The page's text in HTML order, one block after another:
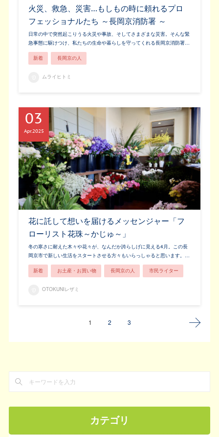
火災、救急、災害…もしもの時に頼れるプロ
フェッショナルたち ～長岡京消防署 ～
日常の中で突然起こりうる火災や事故、そしてさまざまな災害。そんな緊
急事態に駆けつけ、私たちの生命や暮らしを守ってくれる長岡京消防署…
新着 長岡京の人
ムライヒトミ
花に託して想いを届けるメッセンジャー「フ
ローリスト花珠～かじゅ～」
冬の寒さに耐えた木々や花々が、なんだか誇らしげに見える4月。この長
岡京市で新しい生活をスタートさせる方々もいらっしゃると思います。…
03
Apr2025
新着 お土産・お買い物 長岡京の人 市民ライター
OTOKUNIレザミ
1 2 3
カテゴリ